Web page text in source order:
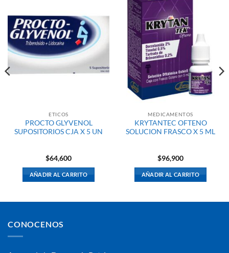
ETICOS
PROCTO GLYVENOL
SUPOSITORIOS CJA X 5 UN
$64,600
AÑADIR AL CARRITO
MEDICAMENTOS
KRYTANTEC OFTENO
SOLUCION FRASCO X 5 ML
$96,900
AÑADIR AL CARRITO
CONOCENOS